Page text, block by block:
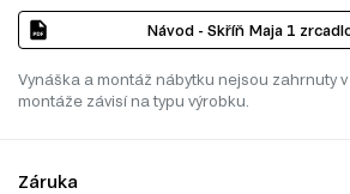
Návod - Skříň Maja 1
Vynáška a montáž nábytku nejsou zahrnuty
montáže závisí na typu výrobku.
Záruka